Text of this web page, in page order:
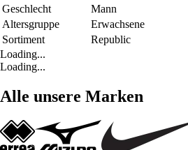
Geschlecht
Mann
Altersgruppe
Erwachsene
Sortiment
Republic
Loading...
Loading...
Alle unsere Marken